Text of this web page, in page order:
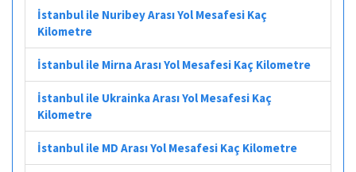
İstanbul ile Nuribey Arası Yol Mesafesi Kaç
Kilometre
İstanbul ile Mirna Arası Yol Mesafesi Kaç Kilometre
İstanbul ile Ukrainka Arası Yol Mesafesi Kaç
Kilometre
İstanbul ile MD Arası Yol Mesafesi Kaç Kilometre